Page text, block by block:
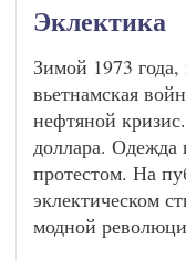
Эклектика
Зимой 1973
вьетнамская
нефтяной
доллара. Одежда
протестом. На
эклектическом
модной